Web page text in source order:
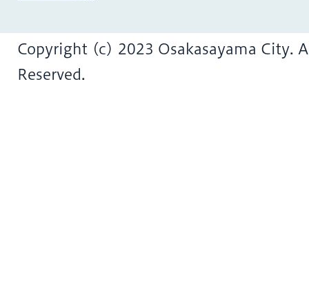
Copyright (c) 2023 Osakasayama City.
Reserved.